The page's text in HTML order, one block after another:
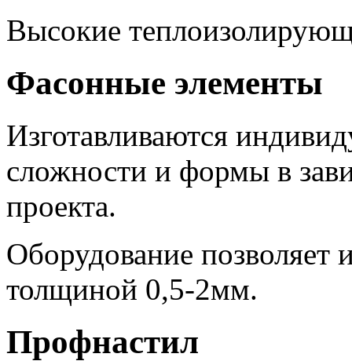
Высокие
Фасонные элементы
Изготавливаются
сложности и формы в
проекта.
Оборудование позволяет
толщиной 0,5-2мм.
Профнастил